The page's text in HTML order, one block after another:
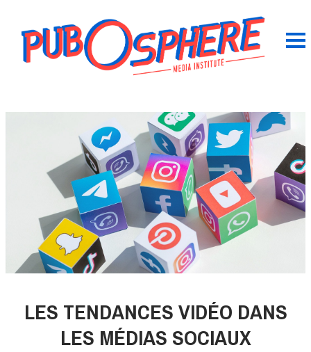
LES TENDANCES VIDÉO DANS
LES MÉDIAS SOCIAUX